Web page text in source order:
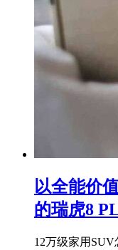
以全能价
的瑞虎8
12万级家用